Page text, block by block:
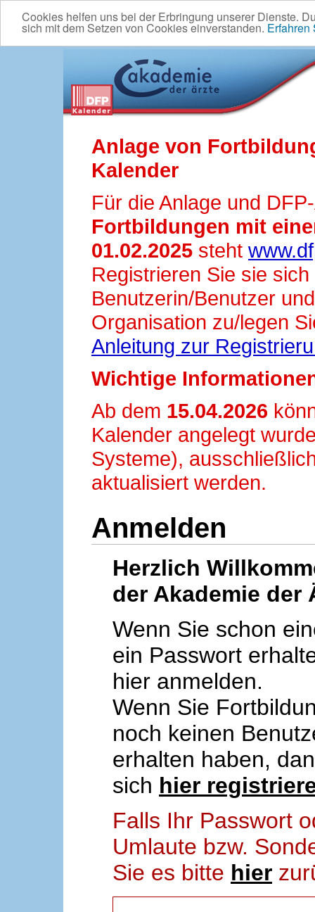
Cookies helfen uns bei der Erbringung unserer Dienste.
sich mit dem Setzen von Cookies einverstanden. Erfahren
Anlage von
Kalender
Für die Anlage und
Fortbildungen mit
01.02.2025 steht
Registrieren Sie sie
Benutzerin/Benutzer
Organisation zu/legen
Anleitung zur
Wichtige
Ab dem 15.04.2026
Kalender angelegt
Systeme),
aktualisiert werden.
Anmelden
Herzlich
der Akademie der
Wenn Sie schon
ein Passwort
hier anmelden.
Wenn Sie
noch keinen
erhalten haben,
sich hier
Falls Ihr Passwort
Umlaute bzw.
Sie es bitte hier